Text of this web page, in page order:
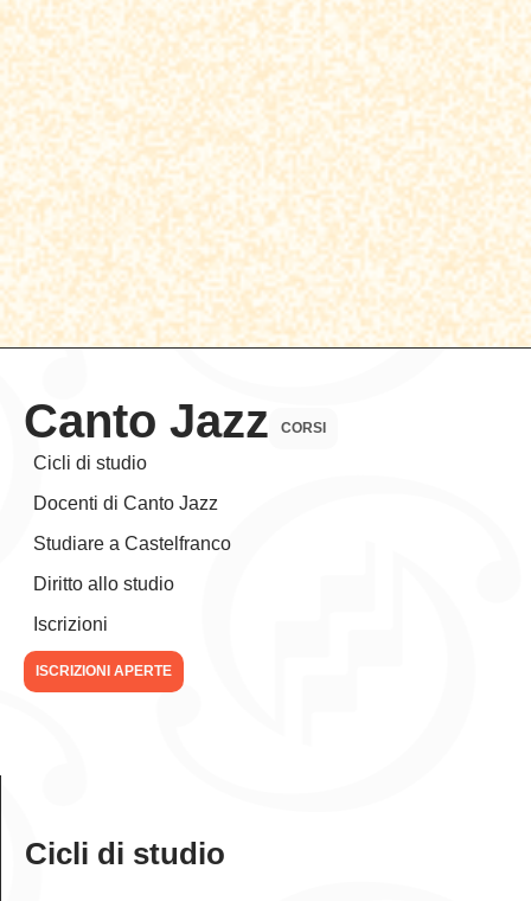
Canto Jazz CORSI
Cicli di studio
Docenti di Canto Jazz
Studiare a Castelfranco
Diritto allo studio
Iscrizioni
ISCRIZIONI APERTE
Cicli di studio